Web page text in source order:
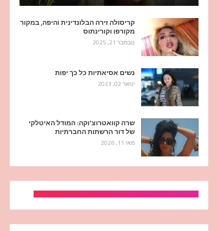
קריסולה זירה הבלונדינית והיפה, במקור
מקורפו וקורינתוס
נובמבר 21, 2025
נשים אסיאתיות כל כך יפות
ינואר 02, 2023
שרה קוואטרוצ'וקה: המודל האיטלקי
של דור הרשתות החברתיות
מאי 11, 2026